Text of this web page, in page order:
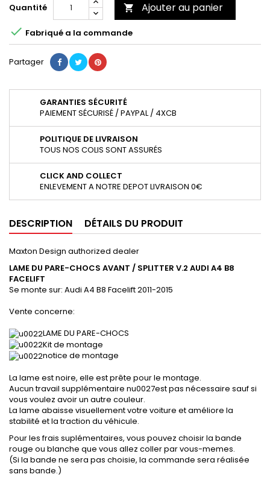
Quantité  Ajouter au panier
 Fabriqué a la commande
Partager
GARANTIES SÉCURITÉ
PAIEMENT SÉCURISÉ / PAYPAL / 4XCB
POLITIQUE DE LIVRAISON
TOUS NOS COLIS SONT ASSURÉS
CLICK AND COLLECT
ENLEVEMENT A NOTRE DEPOT LIVRAISON 0€
DESCRIPTION DÉTAILS DU PRODUIT
Maxton Design authorized dealer
LAME DU PARE-CHOCS AVANT / SPLITTER V.2 AUDI A4 B8
FACELIFT
Se monte sur: Audi A4 B8 Facelift2011-2015
Vente concerne:
LAME DU PARE-CHOCS
Kit de montage
notice de montage
La lame est noire, elle est prête pour le montage.
Aucun travail supplémentaire nu0027est pas nécessaire sauf si
vous voulez avoir un autre couleur.
La lame abaisse visuellement votre voiture et améliore la
stabilité et la traction du véhicule.
Pour les frais suplémentaires, vous pouvez choisir la bande
rouge ou blanche que vous allez coller par vous-memes.
(Si la bande ne sera pas choisie, la commande sera réalisée
sans bande.)